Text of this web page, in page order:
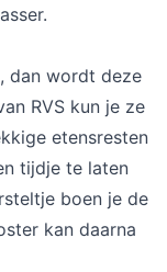
dan wordt deze
RVS kun je ze
etensresten
tijdje te laten
boen je de
kan daarna